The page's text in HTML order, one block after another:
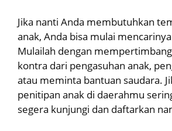
Jika nanti Anda membutuhkan
anak, Anda bisa mulai
Mulailah dengan
kontra dari pengasuhan anak,
atau meminta bantuan saudara.
penitipan anak di daerahmu
segera kunjungi dan daftarkan